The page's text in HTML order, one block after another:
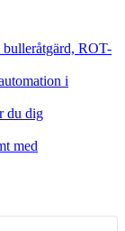
ROT-
i
du dig
med